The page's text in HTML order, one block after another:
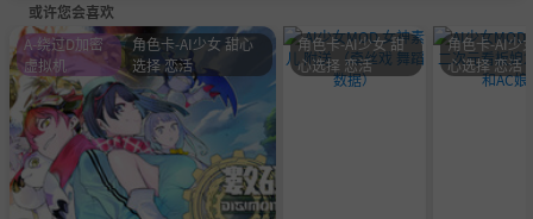
或许您会喜欢
A-绕过D加密
虚拟机
角色卡-AI少女 甜心
选择 恋活
角色卡-AI少女 甜
心选择 恋活
角色卡-AI少
心选择 恋活